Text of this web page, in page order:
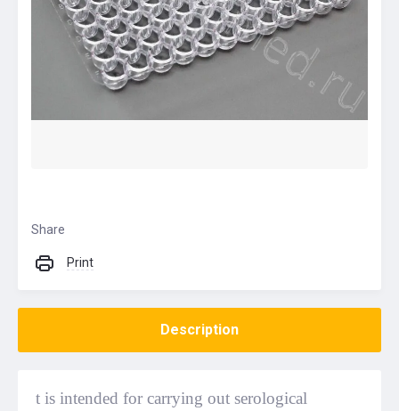
Share
Print
Description
t is intended for carrying out serological